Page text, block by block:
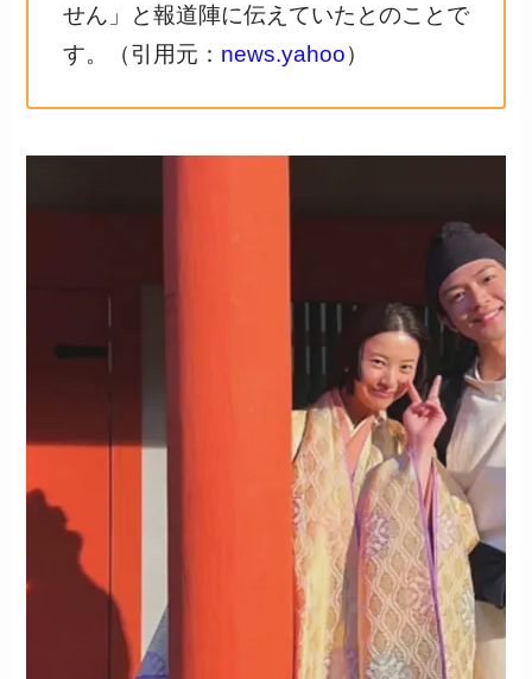
せん」と報道陣に伝えていたとのことで
す。（引用元： news.yahoo）